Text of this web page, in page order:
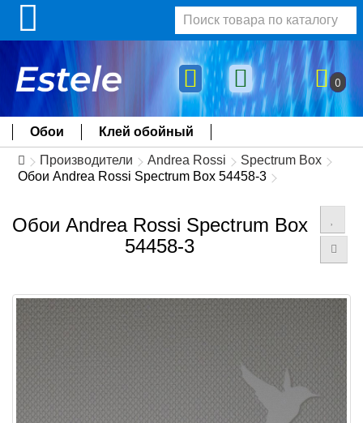
0
Обои Клей обойный
Производители Andrea Rossi
Spectrum Box
Обои Andrea Rossi Spectrum Box 54458-3
Обои Andrea Rossi Spectrum Box
54458-3